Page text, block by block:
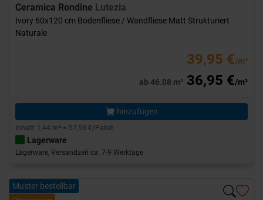
Ceramica Rondine Lutezia
Ivory 60x120 cm Bodenfliese / Wandfliese Matt Strukturiert
Naturale
39,95 €/m²
ab 46.08 m² 36,95 €/m²
hinzufügen
Inhalt: 1,44 m² = 57,53 €/Paket
Lagerware
Lagerware, Versandzeit ca. 7-9 Werktage
Muster bestellbar